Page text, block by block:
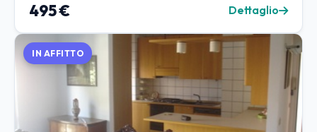
495 € Dettaglio
IN AFFITTO